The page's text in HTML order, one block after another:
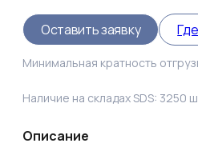
Оставить заявку
Минимальная кратность
Наличие на складах SDS: 3250
Описание